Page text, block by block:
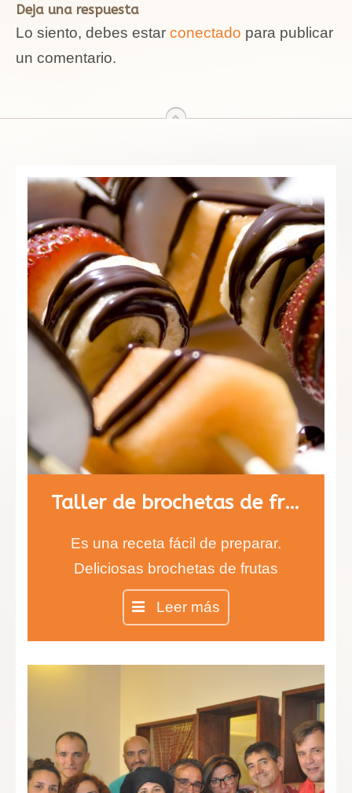
Deja una respuesta
Lo siento, debes estar conectado para publicar
un comentario.
arriba
Taller de brochetas de fruta con chocolate
Es una receta fácil de preparar.
Deliciosas brochetas de frutas
cubiertas de chocolate negro y
blanco. Los más pequeños estarán
encantados de comer fruta con
sabor a chocolate. Aprenderán a
degustar nuevos sabores y texturas
que alegrarán sus paladares.
Leer más